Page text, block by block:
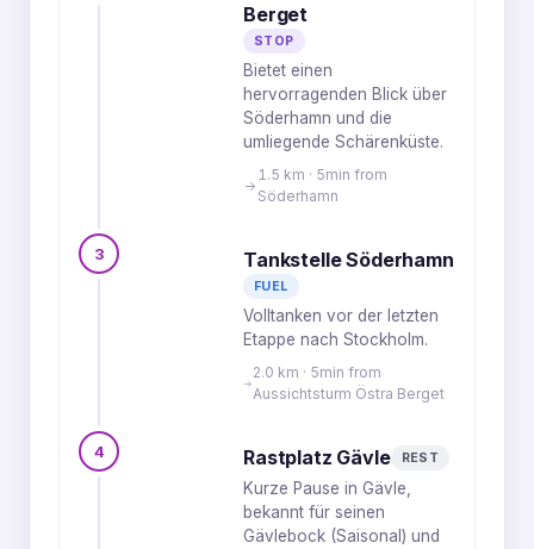
Berget
STOP
Bietet einen
hervorragenden Blick über
Söderhamn und die
umliegende Schärenküste.
1.5 km · 5min from
Söderhamn
3 Tankstelle Söderhamn
FUEL
Volltanken vor der letzten
Etappe nach Stockholm.
2.0 km · 5min from
Aussichtsturm Östra Berget
4 Rastplatz Gävle REST
Kurze Pause in Gävle,
bekannt für seinen
Gävlebock (Saisonal) und